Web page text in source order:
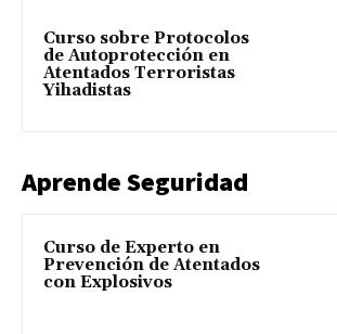
Curso sobre Protocolos
de Autoprotección en
Atentados Terroristas
Yihadistas
Aprende Seguridad
Curso de Experto en
Prevención de Atentados
con Explosivos